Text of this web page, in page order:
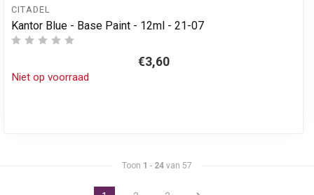
CITADEL
Kantor Blue - Base Paint - 12ml - 21-07
€3,60
Niet op voorraad
Toon 1 - 24 van 57